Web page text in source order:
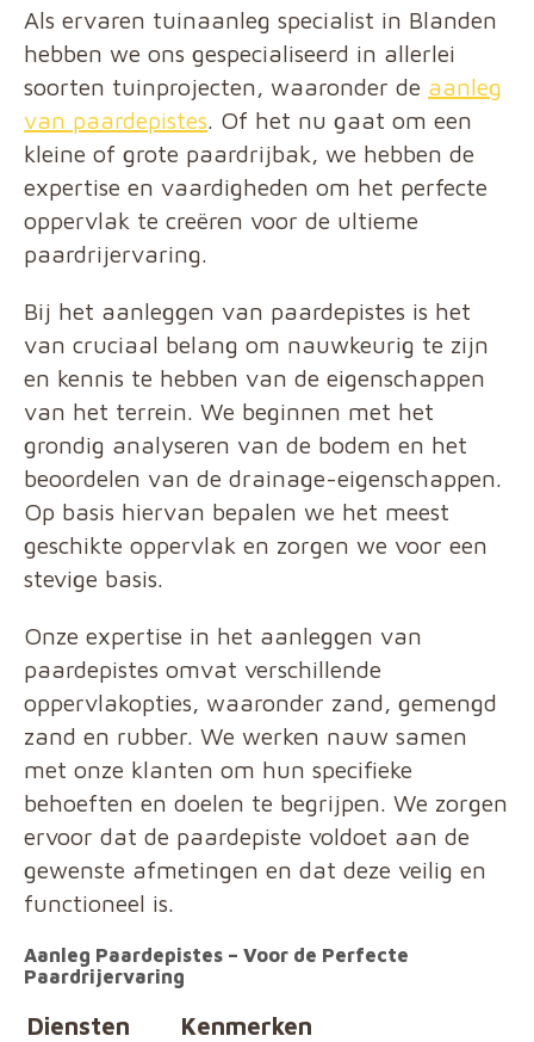
Als ervaren tuinaanleg specialist in Blanden
hebben we ons gespecialiseerd in allerlei
soorten tuinprojecten, waaronder de aanleg
van paardepistes. Of het nu gaat om een
kleine of grote paardrijbak, we hebben de
expertise en vaardigheden om het perfecte
oppervlak te creëren voor de ultieme
paardrijervaring.
Bij het aanleggen van paardepistes is het
van cruciaal belang om nauwkeurig te zijn
en kennis te hebben van de eigenschappen
van het terrein. We beginnen met het
grondig analyseren van de bodem en het
beoordelen van de drainage-eigenschappen.
Op basis hiervan bepalen we het meest
geschikte oppervlak en zorgen we voor een
stevige basis.
Onze expertise in het aanleggen van
paardepistes omvat verschillende
oppervlakopties, waaronder zand, gemengd
zand en rubber. We werken nauw samen
met onze klanten om hun specifieke
behoeften en doelen te begrijpen. We zorgen
ervoor dat de paardepiste voldoet aan de
gewenste afmetingen en dat deze veilig en
functioneel is.
Aanleg Paardepistes – Voor de Perfecte
Paardrijervaring
Diensten
Kenmerken